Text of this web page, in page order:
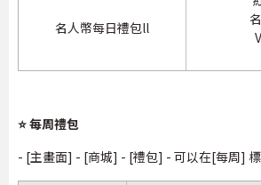
名人幣每日禮包ll
⭐ 每周禮包
- [主畫面] - [商城] - [禮包] - 可以在[每周]